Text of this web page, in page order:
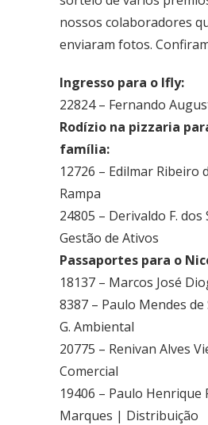
Quadra - 2C Conjunto - A
Cruzeiro
SRES Área Esp. s/no, Bloco M Brasília (DF)
Fone: (61) 3233-3890
QI 416, Conj. H, Lote 1 Brasília (DF)
Fone: (61) 3081-4921
Setor de Clubes Sul
Fone: (61) 3242-9052
Taguatinga Setor Hoteleiro Sul
Fone: (61) 3036-9962
enviando um e-mail para
nossos colaboradores
enviaram fotos.
Ingresso para o Ifly:
22824 – Fernando
Rodízio na pizzaria
família:
12726 – Edilmar Ribeiro
Rampa
24805 – Derivaldo F. dos
Gestão de Ativos
Passaportes para o
18137 – Marcos José
8387 – Paulo Mendes
G. Ambiental
20775 – Renivan Alves
Comercial
19406 – Paulo Henrique
Marques | Distribuição